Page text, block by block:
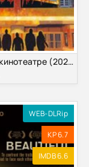
Резня в кинотеатре (2023)
WEB-DLRip
KP 6.7
IMDB 6.6